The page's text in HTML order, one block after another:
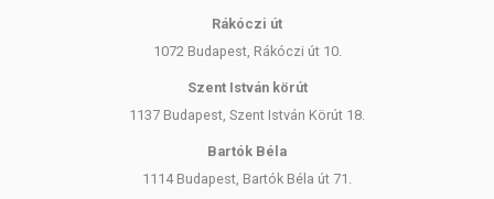
Rákóczi út
1072 Budapest, Rákóczi út 10.
Szent István körút
1137 Budapest, Szent István Körút 18.
Bartók Béla
1114 Budapest, Bartók Béla út 71.